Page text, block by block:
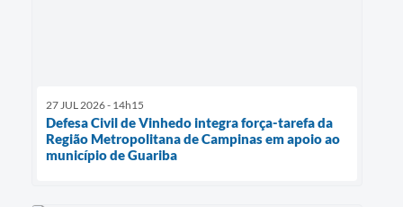
27 JUL 2026 - 14h15
Defesa Civil de Vinhedo integra força-tarefa da
Região Metropolitana de Campinas em apoio ao
município de Guariba